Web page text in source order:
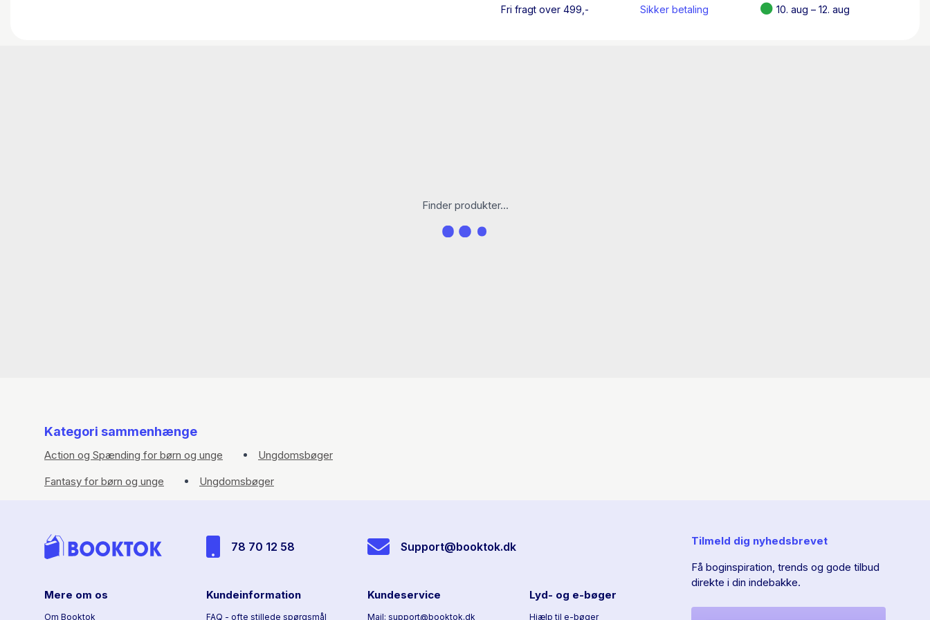
Enhjørningemagi
Det Hemmelige Rige og Hemmelige Prinsesser
. Fra 8
Fri fragt over 499,- Sikker betaling 10. aug – 12. aug
Finder produkter...
Kategori sammenhænge
Action og Spænding for børn og unge
Ungdomsbøger
Fantasy for børn og unge
Ungdomsbøger
78 70 12 58 Support@booktok.dk
Mere om os
Om Booktok
Kundeinformation
FAQ - ofte stillede spørgsmål
Kundeservice
Mail: support@booktok.dk
Lyd- og e-bøger
Hjælp til e-bøger
Tilmeld dig nyhedsbrevet
Få boginspiration, trends og gode tilbud
direkte i din indebakke.